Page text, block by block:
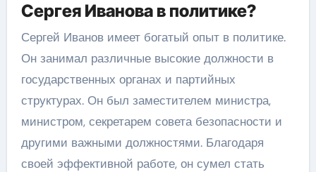
Сергея Иванова в политике?
Сергей Иванов имеет богатый опыт в политике.
Он занимал различные высокие должности в
государственных органах и партийных
структурах. Он был заместителем министра,
министром, секретарем совета безопасности и
другими важными должностями. Благодаря
своей эффективной работе, он сумел стать